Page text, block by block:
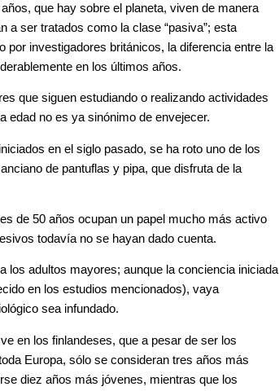
que hay sobre el planeta, viven de manera
a ser tratados como la clase “pasiva”; esta
por investigadores británicos, la diferencia entre la
en los últimos años.
que siguen estudiando o realizando actividades
edad no es ya sinónimo de envejecer.
en el siglo pasado, se ha roto uno de los
de pantuflas y pipa, que disfruta de la
de 50 años ocupan un papel mucho más activo
todavía no se hayan dado cuenta.
los adultos mayores; aunque la conciencia iniciada
en los estudios mencionados), vaya
sea infundado.
en los finlandeses, que a pesar de ser los
Europa, sólo se consideran tres años más
diez años más jóvenes, mientras que los